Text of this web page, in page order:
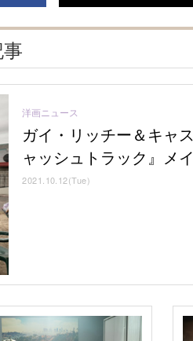
洋画ニュース
ガイ・リッチー＆キャ
ャッシュトラック』メ
2021.10.12(Tue)